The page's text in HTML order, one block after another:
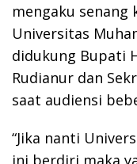
mengaku senang
Universitas
didukung Bupati
Rudianur dan
saat audiensi
“Jika nanti
ini berdiri maka